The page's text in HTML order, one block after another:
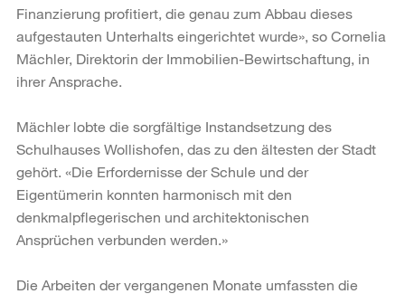
Finanzierung profitiert, die genau zum Abbau dieses
aufgestauten Unterhalts eingerichtet wurde», so Cornelia
Mächler, Direktorin der Immobilien-Bewirtschaftung, in
ihrer Ansprache.
Mächler lobte die sorgfältige Instandsetzung des
Schulhauses Wollishofen, das zu den ältesten der Stadt
gehört. «Die Erfordernisse der Schule und der
Eigentümerin konnten harmonisch mit den
denkmalpflegerischen und architektonischen
Ansprüchen verbunden werden.»
Die Arbeiten der vergangenen Monate umfassten die